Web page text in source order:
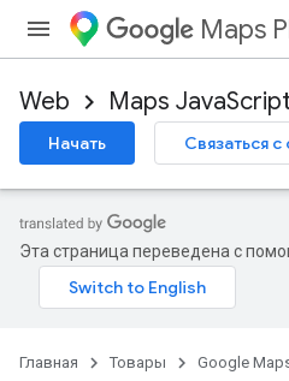
Maps
Web Maps
Начать Связаться
Эта страница переведена с
Главная Товары Google